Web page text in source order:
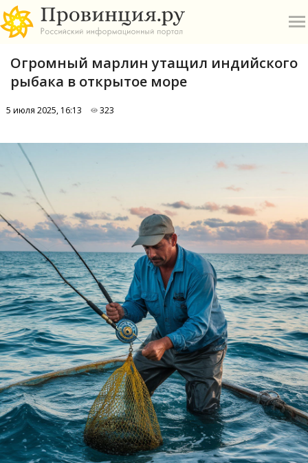
Б
В
Е
И
К
О
П
Р
С
Т
Огромный марлин утащил индийского
рыбака в открытое море
5 июля 2025, 16:13 323